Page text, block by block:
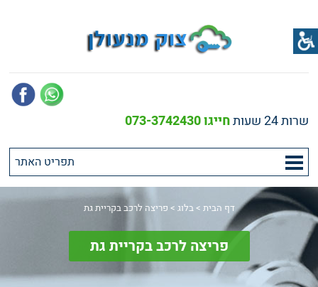
שרות 24 שעות חייגו 073-3742430
דף הבית >בלוג > פריצה לרכב בקריית גת
פריצה לרכב בקריית גת